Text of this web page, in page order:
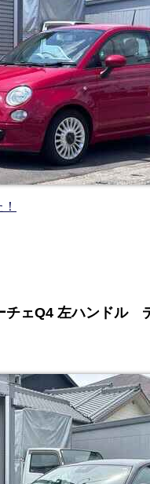
チェQ4 左ハンドル